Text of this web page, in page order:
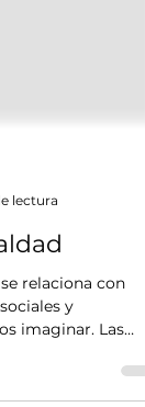
lectura
relaciona con
imaginar. Las